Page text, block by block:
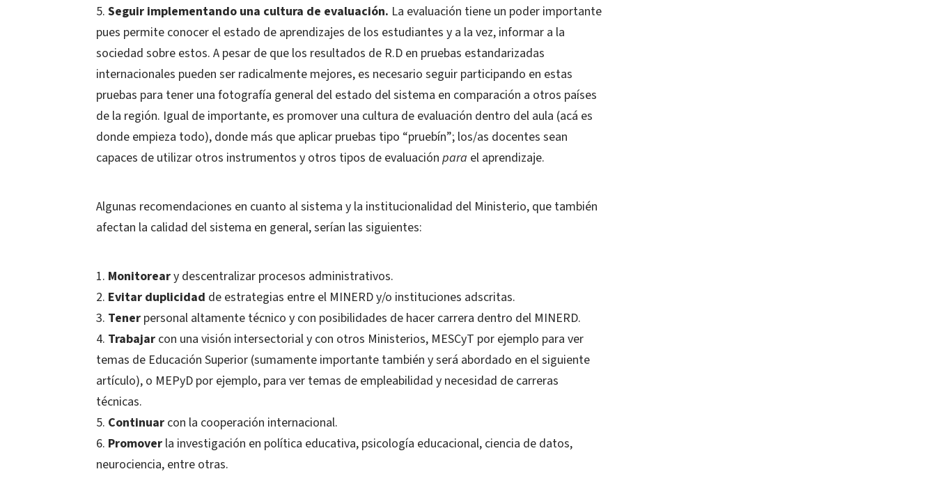
Seguir implementando una cultura de evaluación. La evaluación tiene un poder importante
pues permite conocer el estado de aprendizajes de los estudiantes y a la vez, informar a la
sociedad sobre estos. A pesar de que los resultados de R.D en pruebas estandarizadas
internacionales pueden ser radicalmente mejores, es necesario seguir participando en estas
pruebas para tener una fotografía general del estado del sistema en comparación a otros países
de la región. Igual de importante, es promover una cultura de evaluación dentro del aula (acá es
donde empieza todo), donde más que aplicar pruebas tipo “pruebín”; los/as docentes sean
capaces de utilizar otros instrumentos y otros tipos de evaluación para el aprendizaje.
Algunas recomendaciones en cuanto al sistema y la institucionalidad del Ministerio, que también
afectan la calidad del sistema en general, serían las siguientes:
Monitoreary descentralizar procesos administrativos.
Evitar duplicidad de estrategias entre el MINERD y/o instituciones adscritas.
Tener personal altamente técnico y con posibilidades de hacer carrera dentro del MINERD.
Trabajar con una visión intersectorial y con otros Ministerios, MESCyT por ejemplo para ver
temas de Educación Superior (sumamente importante también y será abordado en el siguiente
artículo), o MEPyD por ejemplo, para ver temas de empleabilidad y necesidad de carreras
técnicas.
Continuar con la cooperación internacional.
Promover la investigación en política educativa, psicología educacional, ciencia de datos,
neurociencia, entre otras.